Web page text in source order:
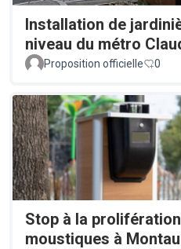
Installation de
niveau du métro
Proposition officielle 0
Stop à la
moustiques à